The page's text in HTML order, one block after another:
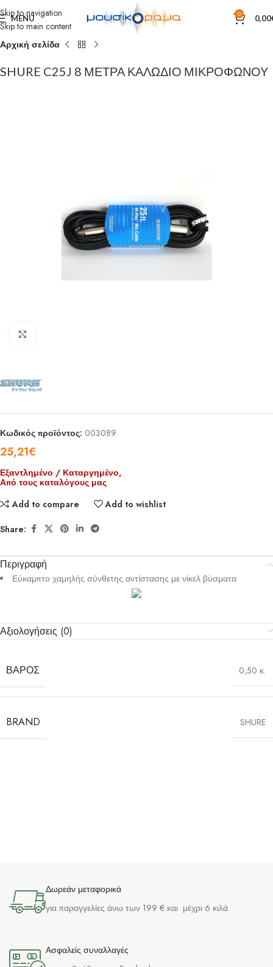
Skip to navigation
Skip to main content
MENU 0 0,00
Αρχική σελίδα
SHURE C25J 8 ΜΕΤΡΑ ΚΑΛΩΔΙΟ ΜΙΚΡΟΦΩΝΟΥ
Κωδικός προϊόντος: 003089
25,21€
Εξαντλημένο / Καταργημένο,
Από τους καταλόγους μας
Add to compare
Add to wishlist
Share:
Περιγραφή
Εύκαμπτο χαμηλής σύνθετης αντίστασης με νίκελ βύσματα
Αξιολογήσεις (0)
ΒΆΡΟΣ 0,50 κ.
BRAND SHURE
Δωρεάν μεταφορικά
για παραγγελίες άνω των 199 € και μέχρι 6 κιλά
Ασφαλείς συναλλαγές